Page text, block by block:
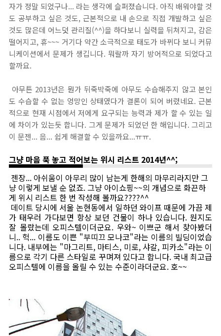
자가 정말 되었구나... 라는 생각에 슬퍼졌습니다. 아직 배워야할 것
도 공부하고 싶은 것도, 근본적으로 내 손으로 직접 개발하고 싶은
것도 많은데 어느덧 관리질(^^)을 하다보니 실력을 뒤쳐지고, 감은
떨어지고, 휴~~~ 거기다 약간 소극적으로 태도가 바뀌다 보니 커뮤
니케이션에서 문제가 생깁니다. 뭐랄까 자기 방어적으로 되었다고
할까요.
아무튼 2013년은 뭔가 뒤죽박죽에 아무도 수습해주지 않고 본인
도 수습할 수 없는 엉망인 상태였다가 결론이 되어 버렸네요. 근본
적으로 현재 시점에서 저에게 요구되는 능력과 제가 할 수 있는 일
에 차이가 있는듯 합니다. 그게 문제가 되었던 한 해입니다. 그리고
이 문젠... 음... 쉽게 해결할 수 있을까요...ㅠㅠ.
그냥 마음 푹 놓고 적어보는 위시 리스트 2014년^^;
젠장... 아쉬움이 아무리 많이 남는게 한해의 마무리라지만 그
냥 이렇게 보낼 순 없죠. 그냥 아이쇼핑~~의 개념으로 화끈하
게 위시 리스트 한 번 작성해 볼까요????^^
데이트 당시에 서울 논현동에서 일하던 와이프 때문에 가끔 제
가 태우러 가다보면 항상 보던 건물이 하나 있습니다. 뭔지도
잘 몰랐는데 오피스텔이더군요. 우와~ 이쁘군 해서 찾아봤더
니.. 헉... 이름도 이쁜 "부띠끄 모나코"라는 이름의 빌딩이었습
니다. 내부에는 "마그리트, 마티스, 미로, 샤갈, 피카소"라는 이
름으로 각기 다른 스타일로 꾸며져 있다고 합니다. 국내 최고급
오피스텔에 이름을 올릴 수 있는 수준이라더군요. 호~~